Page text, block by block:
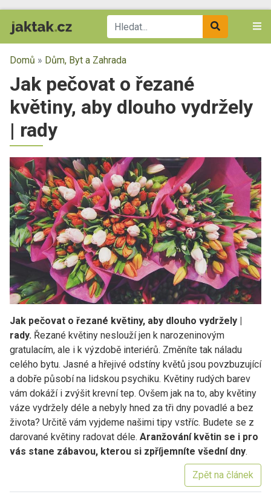
Domů » Dům, Byt a Zahrada
Jak pečovat o řezané
květiny, aby dlouho vydržely
| rady
Jak pečovat o řezané květiny, aby dlouho vydržely |
rady. Řezané květiny neslouží jen k narozeninovým
gratulacím, ale i k výzdobě interiérů. Změníte tak náladu
celého bytu. Jasné a hřejivé odstíny květů jsou povzbuzující
a dobře působí na lidskou psychiku. Květiny rudých barev
vám dokáží i zvýšit krevní tep. Ovšem jak na to, aby květiny
váze vydržely déle a nebyly hned za tři dny povadlé a bez
života? Určitě vám vyjdeme našimi tipy vstříc. Budete se z
darované květiny radovat déle. Aranžování květin se i pro
vás stane zábavou, kterou si zpříjemníte všední dny.
Zpět na článek